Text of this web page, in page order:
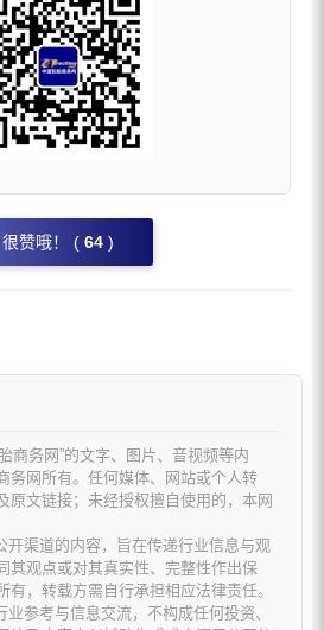
很赞哦！ ( 64 )
商务网”的文字、图片、音视频等内
务网所有。任何媒体、网站或个人转
原文链接；未经授权擅自使用的，本网
开渠道的内容，旨在传递行业信息与观
其观点或对其真实性、完整性作出保
有，转载方需自行承担相应法律责任。
参考与信息交流，不构成任何投资、